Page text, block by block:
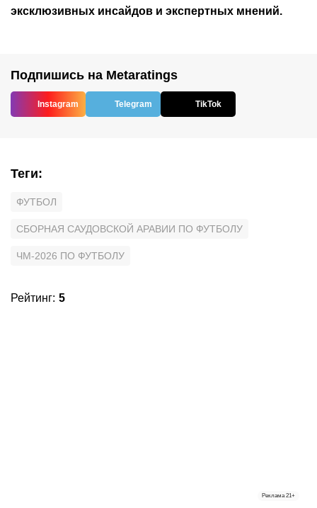
эксклюзивных инсайдов и экспертных мнений.
Подпишись на Metaratings
Instagram Telegram TikTok
Теги:
ФУТБОЛ
СБОРНАЯ САУДОВСКОЙ АРАВИИ ПО ФУТБОЛУ
ЧМ-2026 ПО ФУТБОЛУ
Рейтинг: 5
Реклама 21+